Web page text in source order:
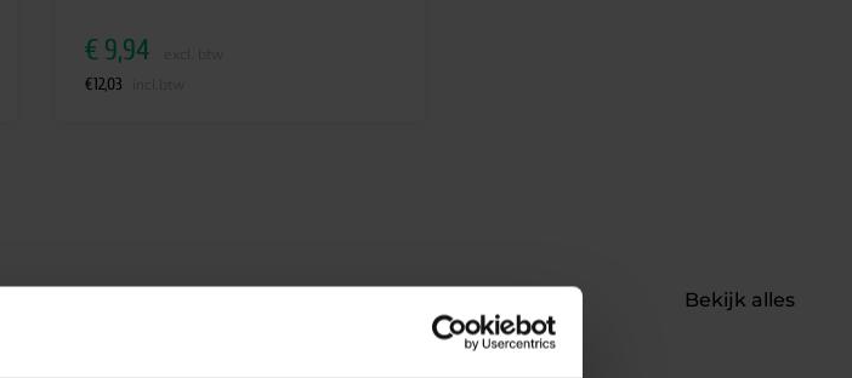
€ 9,94
€12,03
Bekijk alles